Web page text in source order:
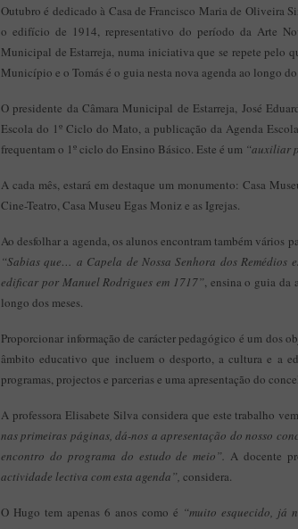
Outubro é dedicado à Casa de Francisco Maria de Oliveira
o edifício de 1914, representativo do período da Arte
Municipal de Estarreja, numa iniciativa que se repete pelo
Município e o Tomás é o guia nesta nova agenda ao longo
O presidente da Câmara Municipal de Estarreja, José
Escola do 1º Ciclo do Mato, a publicação da Agenda
frequentam o 1º ciclo do Ensino Básico. Este é um “auxiliar
A cada mês, estará em destaque um monumento: Casa
Cine-Teatro, Casa Museu Egas Moniz e as Igrejas.
Ao desfolhar a agenda, os alunos encontram também vários
“Sabias que… a Capela de Nossa Senhora dos
edificar por Manuel Rodrigues em 1717”, ensina o guia da
longo dos meses.
Proporcionar informação de carácter pedagógico é um dos
âmbito educativo que incluem o desporto, a cultura e a
programas, projectos e parcerias e uma apresentação do
A professora Elisabete Silva considera que este trabalho
nas primeiras páginas, dá-nos a apresentação do nosso
encontro do programa do estudo de meio”. A docente
actividade lectiva com esta agenda”, considera.
O Hugo tem apenas 6 anos como é “muito esquecido, já